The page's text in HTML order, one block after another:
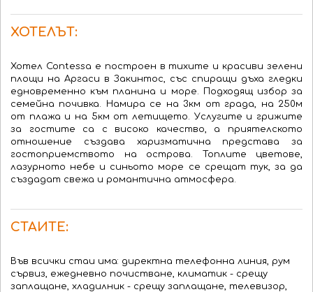
ХОТЕЛЪТ:
Хотел Contessa е построен в тихите и красиви зелени
площи на Аргаси в Закинтос, със спиращи дъха гледки
едновременно към планина и море. Подходящ избор за
семейна почивка. Намира се на 3км от града, на 250м
от плажа и на 5км от летището. Услугите и грижите
за гостите са с високо качество, а приятелското
отношение създава харизматична представа за
гостоприемството на острова. Топлите цветове,
лазурното небе и синьото море се срещат тук, за да
създадат свежа и романтична атмосфера.
СТАИТЕ:
Във всички стаи има: директна телефонна линия, рум
сървиз, ежедневно почистване, климатик - срещу
заплащане, хладилник - срещу заплащане, телевизор,